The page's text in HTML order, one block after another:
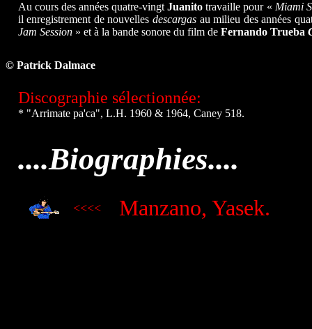
Au cours des années quatre-vingtJuanito travaille pour « Miami
il enregistrement de nouvelles descargasau milieu des années
Jam Session » et à la bande sonore du film de Fernando Trueba
© Patrick Dalmace
Discographie sélectionnée:
* "Arrimate pa'ca", L.H. 1960 & 1964, Caney 518.
....Biographies....
<<<< Manzano, Yasek.